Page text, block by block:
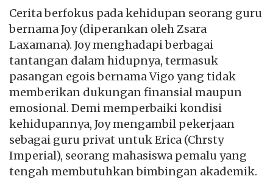
Cerita berfokus pada kehidupan seorang guru
bernama Joy (diperankan oleh Zsara
Laxamana). Joy menghadapi berbagai
tantangan dalam hidupnya, termasuk
pasangan egois bernama Vigo yang tidak
memberikan dukungan finansial maupun
emosional. Demi memperbaiki kondisi
kehidupannya, Joy mengambil pekerjaan
sebagai guru privat untuk Erica (Chrsty
Imperial), seorang mahasiswa pemalu yang
tengah membutuhkan bimbingan akademik.